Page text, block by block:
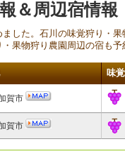
＆周辺宿情報
した。石川の味覚狩り・
果物狩り農園周辺の宿も予
味
賀市
賀市